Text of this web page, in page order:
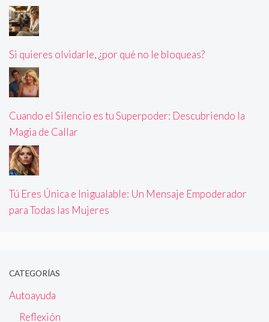
Si quieres olvidarle, ¿por qué no le bloqueas?
Cuando el Silencio es tu Superpoder: Descubriendo la
Magia de Callar
Tú Eres Única e Inigualable: Un Mensaje Empoderador
para Todas las Mujeres
CATEGORÍAS
Autoayuda
Reflexión